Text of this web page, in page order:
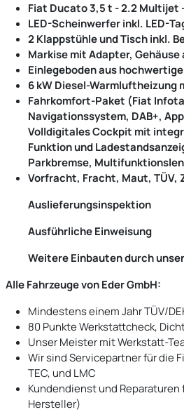
Fiat Ducato 3,5 t - 2.2 Multijet
LED-Scheinwerfer inkl. LED-
2 Klappstühle und Tisch inkl.
Markise mit Adapter,
Einlegeboden aus
6 kW Diesel-Warmluftheizung
Fahrkomfort-Paket (Fiat
Navigationssystem, DAB+,
Volldigitales Cockpit mit
Funktion und
Parkbremse,
Vorfracht, Fracht, Maut, TÜV,
Auslieferungsinspektion
Ausführliche Einweisung
Weitere Einbauten durch
Alle Fahrzeuge von Eder GmbH:
Mindestens einem Jahr TÜV/
80 Punkte Werkstattcheck,
Unser Meister mit Werkstatt-
Wir sind Servicepartner für die
TEC, und LMC
Kundendienst und
Hersteller)